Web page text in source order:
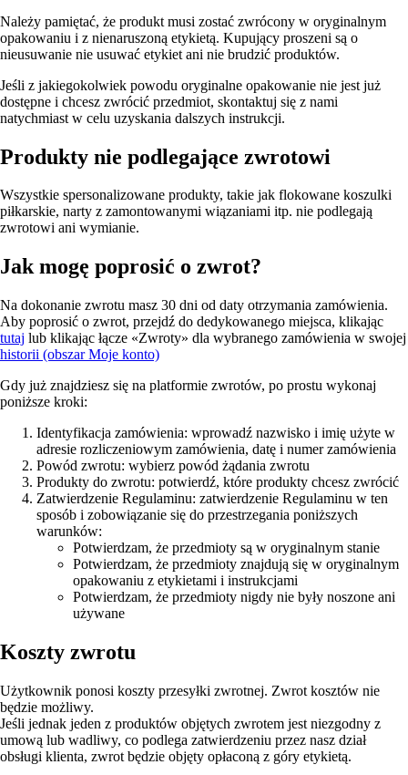
Należy pamiętać, że produkt musi zostać zwrócony w oryginalnym
opakowaniu i z nienaruszoną etykietą. Kupujący proszeni są o
nieusuwanie nie usuwać etykiet ani nie brudzić produktów.
Jeśli z jakiegokolwiek powodu oryginalne opakowanie nie jest już
dostępne i chcesz zwrócić przedmiot, skontaktuj się z nami
natychmiast w celu uzyskania dalszych instrukcji.
Produkty nie podlegające zwrotowi
Wszystkie spersonalizowane produkty, takie jak flokowane koszulki
piłkarskie, narty z zamontowanymi wiązaniami itp. nie podlegają
zwrotowi ani wymianie.
Jak mogę poprosić o zwrot?
Na dokonanie zwrotu masz 30 dni od daty otrzymania zamówienia.
Aby poprosić o zwrot, przejdź do dedykowanego miejsca, klikając
tutaj lub klikając łącze «Zwroty» dla wybranego zamówienia w swojej
historii (obszar Moje konto)
Gdy już znajdziesz się na platformie zwrotów, po prostu wykonaj
poniższe kroki:
Identyfikacja zamówienia: wprowadź nazwisko i imię użyte w
adresie rozliczeniowym zamówienia, datę i numer zamówienia
Powód zwrotu: wybierz powód żądania zwrotu
Produkty do zwrotu: potwierdź, które produkty chcesz zwrócić
Zatwierdzenie Regulaminu: zatwierdzenie Regulaminu w ten
sposób i zobowiązanie się do przestrzegania poniższych
warunków:
Potwierdzam, że przedmioty są w oryginalnym stanie
Potwierdzam, że przedmioty znajdują się w oryginalnym
opakowaniu z etykietami i instrukcjami
Potwierdzam, że przedmioty nigdy nie były noszone ani
używane
Koszty zwrotu
Użytkownik ponosi koszty przesyłki zwrotnej. Zwrot kosztów nie
będzie możliwy.
Jeśli jednak jeden z produktów objętych zwrotem jest niezgodny z
umową lub wadliwy, co podlega zatwierdzeniu przez nasz dział
obsługi klienta, zwrot będzie objęty opłaconą z góry etykietą.